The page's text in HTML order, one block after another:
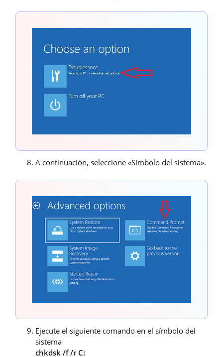
A continuación, seleccione «Símbolo del sistema».
Ejecute el siguiente comando en el símbolo del
sistema
chkdsk /f /r C: